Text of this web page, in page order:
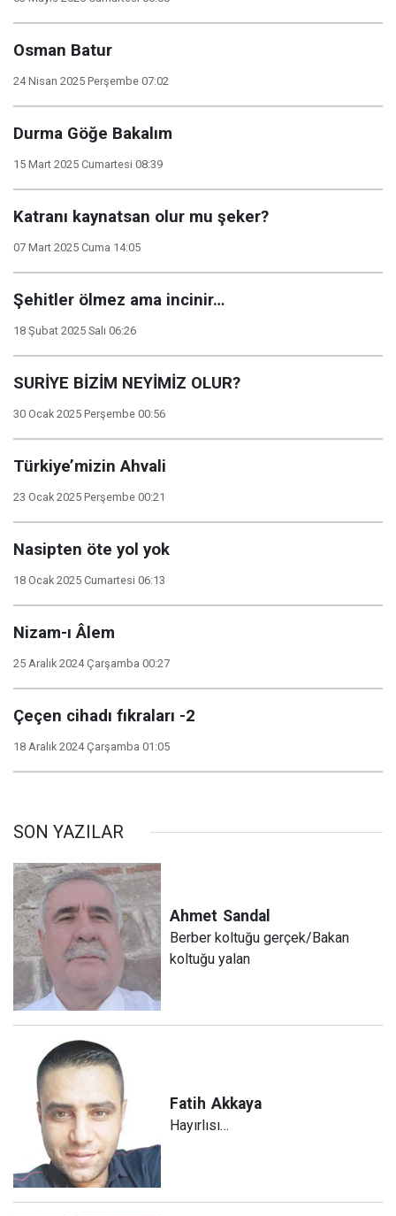
Osman Batur
24 Nisan 2025 Perşembe 07:02
Durma Göğe Bakalım
15 Mart 2025 Cumartesi 08:39
Katranı kaynatsan olur mu şeker?
07 Mart 2025 Cuma 14:05
Şehitler ölmez ama incinir…
18 Şubat 2025 Salı 06:26
SURİYE BİZİM NEYİMİZ OLUR?
30 Ocak 2025 Perşembe 00:56
Türkiye’mizin Ahvali
23 Ocak 2025 Perşembe 00:21
Nasipten öte yol yok
18 Ocak 2025 Cumartesi 06:13
Nizam-ı Âlem
25 Aralık 2024 Çarşamba 00:27
Çeçen cihadı fıkraları -2
18 Aralık 2024 Çarşamba 01:05
SON YAZILAR
Ahmet Sandal
Berber koltuğu gerçek/Bakan
koltuğu yalan
Fatih Akkaya
Hayırlısı…